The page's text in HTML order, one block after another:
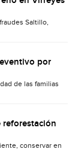
Saltillo,
por
de las familias
reforestación
conservar en